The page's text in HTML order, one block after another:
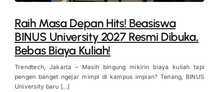
Raih Masa Depan Hits! Beasiswa
BINUS University 2027 Resmi Dibuka,
Bebas Biaya Kuliah!
Trendtech, Jakarta – Masih bingung mikirin biaya kuliah tapi
pengen banget ngejar mimpi di kampus impian? Tenang, BINUS
University baru [...]